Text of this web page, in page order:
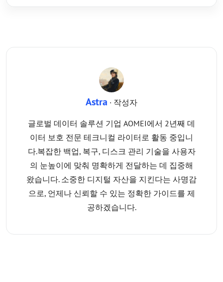
Astra · 작성자
글로벌 데이터 솔루션 기업 AOMEI에서 2년째 데
이터 보호 전문 테크니컬 라이터로 활동 중입니
다.복잡한 백업, 복구, 디스크 관리 기술을 사용자
의 눈높이에 맞춰 명확하게 전달하는 데 집중해
왔습니다. 소중한 디지털 자산을 지킨다는 사명감
으로, 언제나 신뢰할 수 있는 정확한 가이드를 제
공하겠습니다.